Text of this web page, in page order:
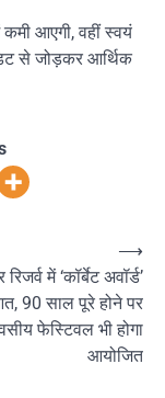
आएगी, वहीं स्वयं
से जोड़कर आर्थिक
में ‘कॉर्बेट अवॉर्ड’
90 साल पूरे होने पर
फेस्टिवल भी होगा
आयोजित
⟶